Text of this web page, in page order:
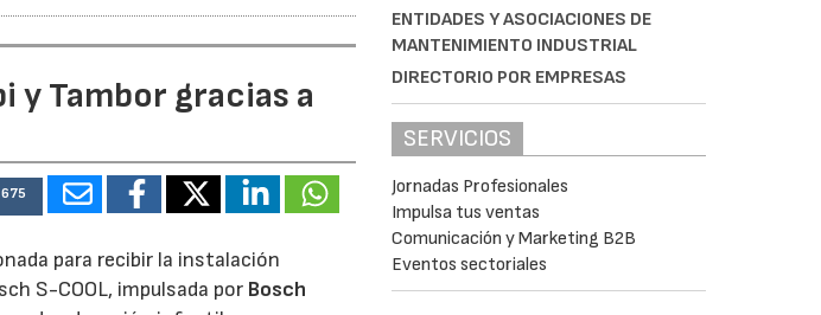
y Tambor gracias a
675
para recibir la instalación
S-COOL, impulsada por Bosch
ENTIDADES Y ASOCIACIONES DE
MANTENIMIENTO INDUSTRIAL
DIRECTORIO POR EMPRESAS
SERVICIOS
Jornadas Profesionales
Impulsa tus ventas
Comunicación y Marketing B2B
Eventos sectoriales